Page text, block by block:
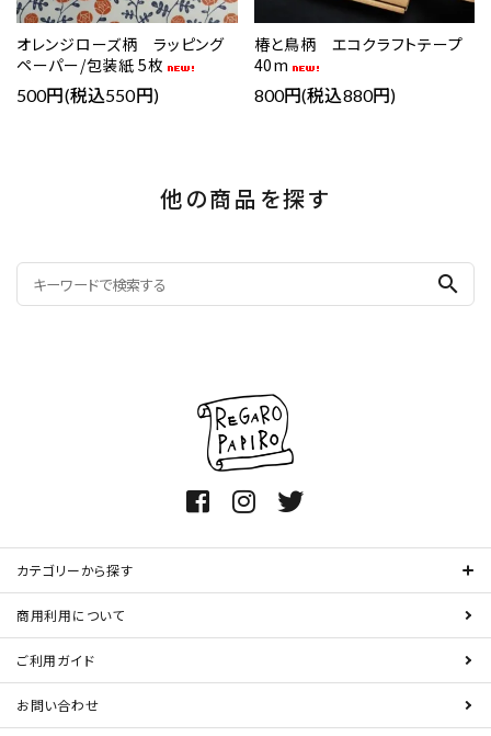
オレンジローズ柄 ラッピング
ペーパー/包装紙 5枚
500円(税込550円)
椿と鳥柄 エコクラフトテープ
40m
800円(税込880円)
他の商品を探す
search
カテゴリーから探す
商用利用について
ご利用ガイド
お問い合わせ